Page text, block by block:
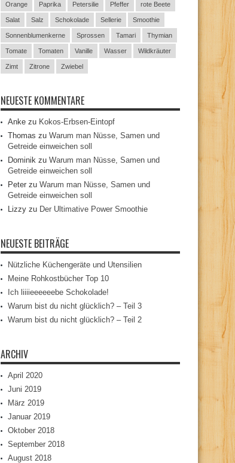
Orange Paprika Petersilie Pfeffer rote Beete
Salat Salz Schokolade Sellerie Smoothie
Sonnenblumenkerne Sprossen Tamari Thymian
Tomate Tomaten Vanille Wasser Wildkräuter
Zimt Zitrone Zwiebel
NEUESTE KOMMENTARE
Anke zu Kokos-Erbsen-Eintopf
Thomas zu Warum man Nüsse, Samen und
Getreide einweichen soll
Dominik zu Warum man Nüsse, Samen und
Getreide einweichen soll
Peter zu Warum man Nüsse, Samen und
Getreide einweichen soll
Lizzy zu Der Ultimative Power Smoothie
NEUESTE BEITRÄGE
Nützliche Küchengeräte und Utensilien
Meine Rohkostbücher Top 10
Ich liiiieeeeeebe Schokolade!
Warum bist du nicht glücklich? – Teil 3
Warum bist du nicht glücklich? – Teil 2
ARCHIV
April 2020
Juni 2019
März 2019
Januar 2019
Oktober 2018
September 2018
August 2018